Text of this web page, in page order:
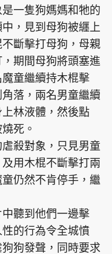
聲明
轉載
一隻狗媽媽和牠的
，見到母狗被纒上
斷擊打母狗，母親
期間母狗將頭塞進
童繼續持木棍擊
落，兩名男童繼續
林液體，然後點
死。
殺對象，只見男童
用木棍不斷擊打兩
仍然不肯停手，繼
聽到他們一邊擊
的行為令全城憤
狗發聲，同時要求